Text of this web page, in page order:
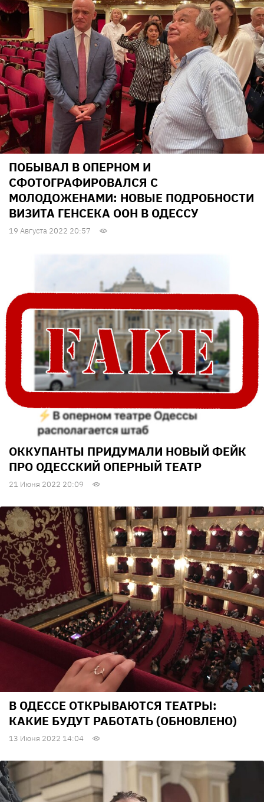
ПОБЫВАЛ В ОПЕРНОМ И
СФОТОГРАФИРОВАЛСЯ С
МОЛОДОЖЕНАМИ: НОВЫЕ ПОДРОБНОСТИ
ВИЗИТА ГЕНСЕКА ООН В ОДЕССУ
19 Августа 2022 20:57
ОККУПАНТЫ ПРИДУМАЛИ НОВЫЙ ФЕЙК
ПРО ОДЕССКИЙ ОПЕРНЫЙ ТЕАТР
21 Июня 2022 20:09
В ОДЕССЕ ОТКРЫВАЮТСЯ ТЕАТРЫ:
КАКИЕ БУДУТ РАБОТАТЬ (ОБНОВЛЕНО)
13 Июня 2022 14:04